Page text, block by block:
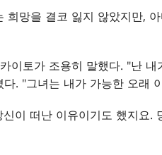
희망을 결코 잃지 않았지만,
이토가 조용히 말했다. "난
. "그녀는 내가 가능한 오래
이 떠난 이유이기도 했지요.